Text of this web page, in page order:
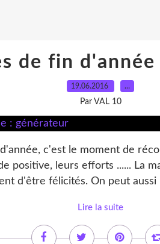
de fin
19.06.2016 …
Par VAL 10
c'est le moment de
positive, leurs efforts ...... La
d'être félicités. On peut aussi
Lire la suite